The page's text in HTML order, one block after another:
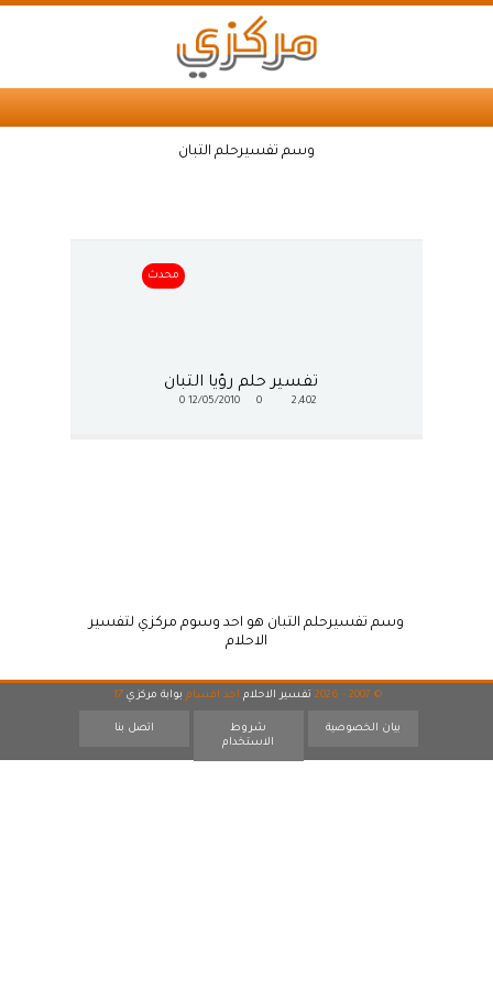
وسم تفسيرحلم التبان
محدث
تفسير حلم رؤيا التبان
2,402
0
12/05/2010
0
وسم تفسيرحلم التبان هو احد وسوم مركزي لتفسير
الاحلام
© 2007 - 2026 تفسير الاحلام احد اقسام بوابة مركزي 17
بيان الخصوصية
شروط
الاستخدام
اتصل بنا